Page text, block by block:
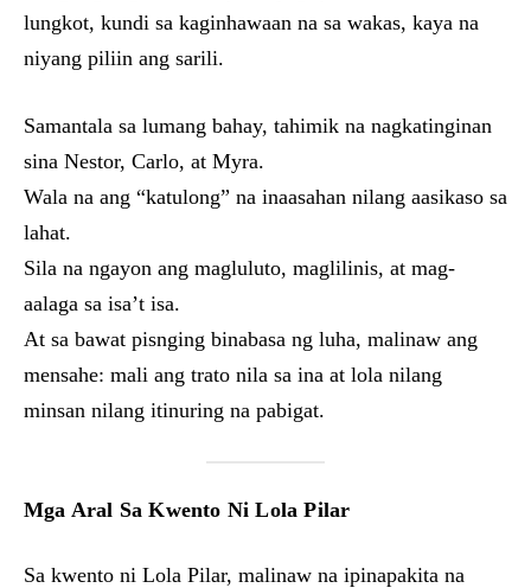
lungkot, kundi sa kaginhawaan na sa wakas, kaya na
niyang piliin ang sarili.
Samantala sa lumang bahay, tahimik na nagkatinginan
sina Nestor, Carlo, at Myra.
Wala na ang “katulong” na inaasahan nilang aasikaso sa
lahat.
Sila na ngayon ang magluluto, maglilinis, at mag-
aalaga sa isa’t isa.
At sa bawat pisnging binabasa ng luha, malinaw ang
mensahe: mali ang trato nila sa ina at lola nilang
minsan nilang itinuring na pabigat.
Mga Aral Sa Kwento Ni Lola Pilar
Sa kwento ni Lola Pilar, malinaw na ipinapakita na